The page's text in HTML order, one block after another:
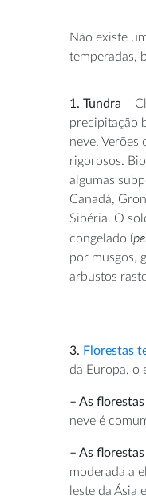
Não existe
temperadas,
1. Tundra –
precipitação
neve. Verões
rigorosos.
algumas
Canadá,
Sibéria. O
congelado (
por musgos,
arbustos
3. Florestas
da Europa, o
– As
neve é
– As
moderada a
leste da Ásia